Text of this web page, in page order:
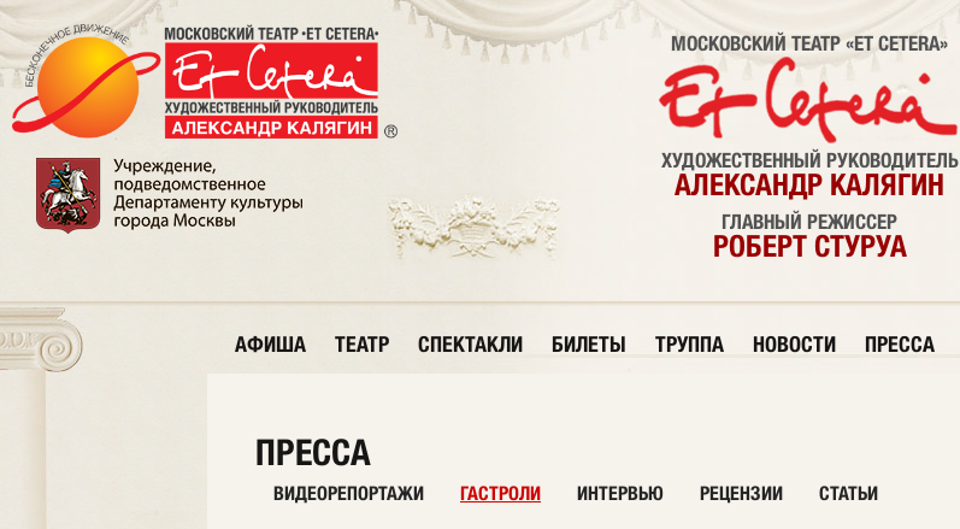
МОСКОВСКИЙ ТЕАТР «ET CETERA»
ХУДОЖЕСТВЕННЫЙ РУКОВОДИТЕЛЬ
АЛЕКСАНДР КАЛЯГИН
ГЛАВНЫЙ РЕЖИССЕР
РОБЕРТ СТУРУА
АФИША ТЕАТР СПЕКТАКЛИ БИЛЕТЫ ТРУППА НОВОСТИ ПРЕССА
ПРЕССА
ВИДЕОРЕПОРТАЖИ ГАСТРОЛИ ИНТЕРВЬЮ РЕЦЕНЗИИ СТАТЬИ